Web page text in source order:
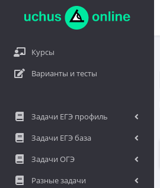
Курсы
Варианты и тесты
Задачи ЕГЭ профиль
Задачи ЕГЭ база
Задачи ОГЭ
Разные задачи